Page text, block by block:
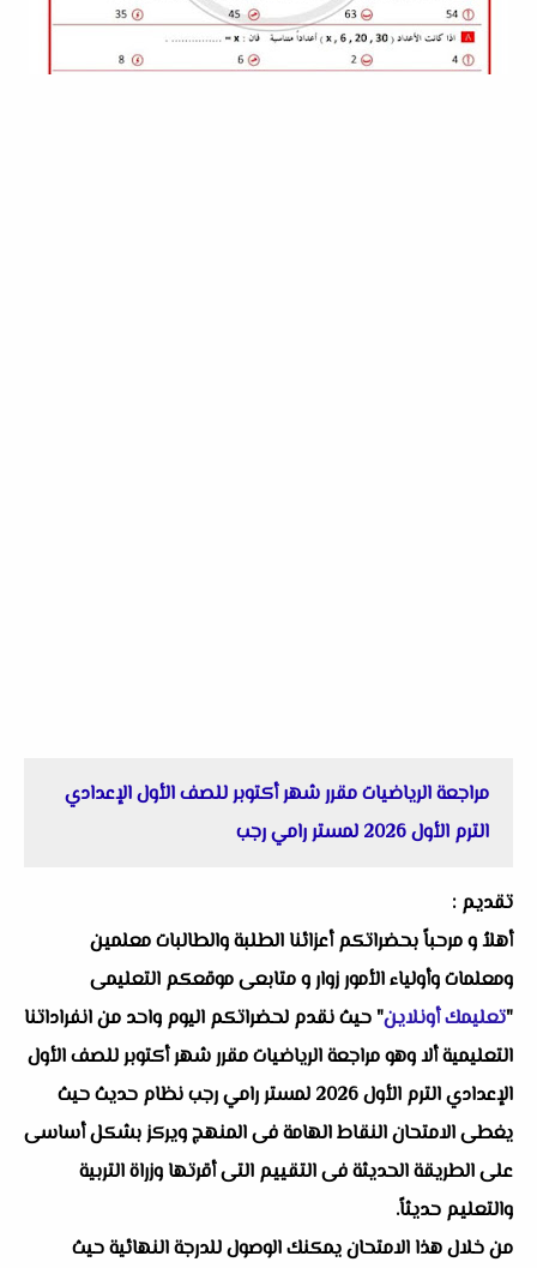
مراجعة الرياضيات مقرر شهر أكتوبر للصف الأول الإعدادي
الترم الأول 2026 لمستر رامي رجب
تقديم :
أهلاُ و مرحباً بحضراتكم أعزائنا الطلبة والطالبات معلمين
ومعلمات وأولياء الأمور زوار و متابعى موقعكم التعليمى
"تعليمك أونلاين" حيث نقدم لحضراتكم اليوم واحد من انفراداتنا
التعليمية ألا وهو مراجعة الرياضيات مقرر شهر أكتوبر للصف الأول
الإعدادي الترم الأول 2026 لمستر رامي رجب نظام حديث حيث
يغطى الامتحان النقاط الهامة فى المنهج ويركز بشكل أساسى
على الطريقة الحديثة فى التقييم التى أقرتها وزراة التربية
والتعليم حديثاً.
من خلال هذا الامتحان يمكنك الوصول للدرجة النهائية حيث